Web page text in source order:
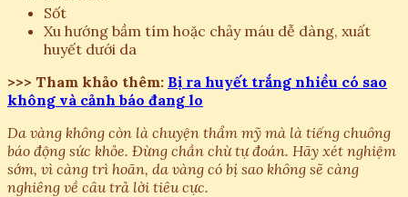
Sốt
Xu hướng bầm tím hoặc chảy máu dễ dàng, xuất
huyết dưới da
>>> Tham khảo thêm: Bị ra huyết trắng nhiều có sao
không và cảnh báo đang lo
Da vàng không còn là chuyện thẩm mỹ mà là tiếng chuông
báo động sức khỏe. Đừng chần chừ tự đoán. Hãy xét nghiệm
sớm, vì càng trì hoãn, da vàng có bị sao không sẽ càng
nghiêng về câu trả lời tiêu cực.